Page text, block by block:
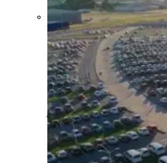
Crecen las
exportaciones
uruguayas en
julio impulsadas
por la carne, la
celulosa y los